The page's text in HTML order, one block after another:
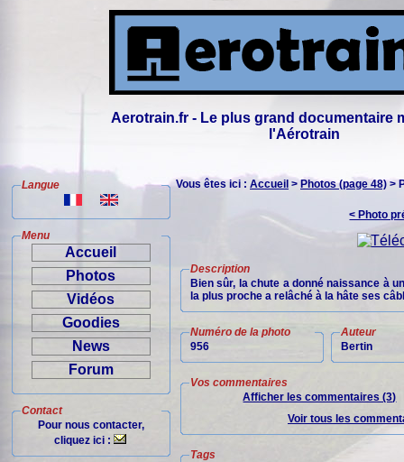
Aerotrain.fr - Le plus grand documentaire
l'Aérotrain
Langue
Menu
Accueil
Photos
Vidéos
Goodies
News
Forum
Contact
Pour nous contacter,
cliquez ici :
Vous êtes ici : Accueil > Photos (page 48) >
< Photo
Description
Bien sûr, la chute a donné naissance à
la plus proche a relâché à la hâte ses
Numéro de la photo
956
Auteur
Bertin
Vos commentaires
Afficher les commentaires (3)
Voir tous les
Tags